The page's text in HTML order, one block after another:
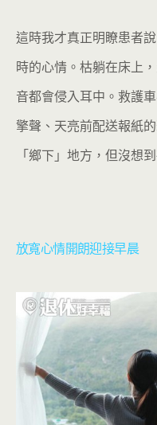
這時我才真正明瞭患者
時的心情。枯躺在床上
音都會侵入耳中。救護
擎聲、天亮前配送報紙
「鄉下」地方，但沒想
放寬心情開朗迎接早晨